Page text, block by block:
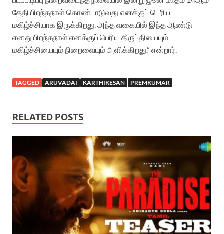
தேதி பிறந்தநாள் கொண்டாடுவது எனக்குப் பெரிய
மகிழ்ச்சியாக இருக்கிறது. அந்த வகையில் இந்த ஆண்டு
எனது பிறந்தநாள் எனக்குப் பெரிய திருப்தியையும்
மகிழ்ச்சியையும் நிறைவையும் அளிக்கிறது.” என்றார்.
TAGGED ARUVADAI KARTHIKESAN PREMKUMAR
RELATED POSTS